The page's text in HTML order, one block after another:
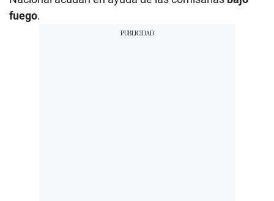
fuego.